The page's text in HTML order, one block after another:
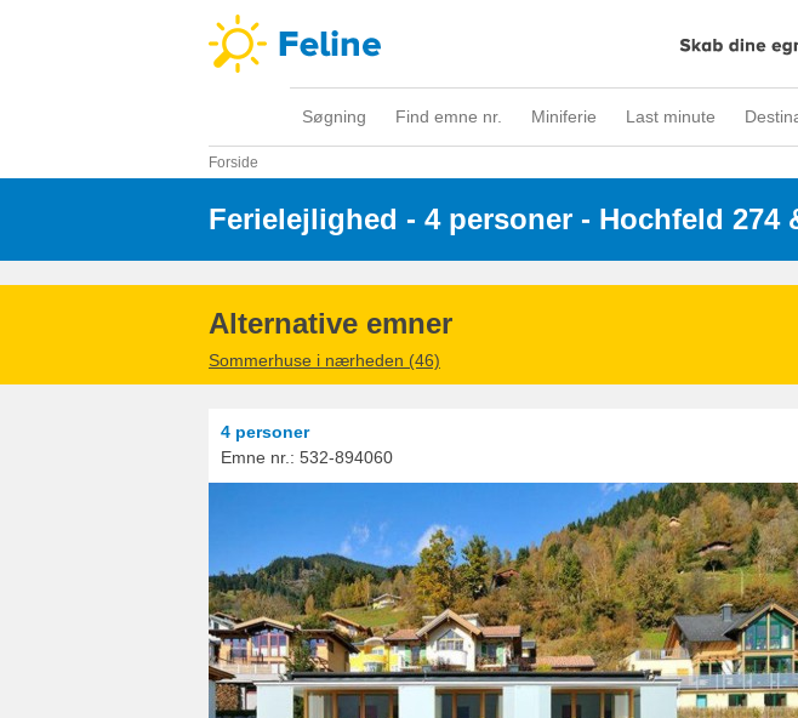
Søgning Find emne nr. Miniferie Last minute
Forside
Ferielejlighed - 4 personer - Hochfeld 274
Alternative emner
Sommerhuse i nærheden (46)
4 personer
Emne nr.: 532-894060